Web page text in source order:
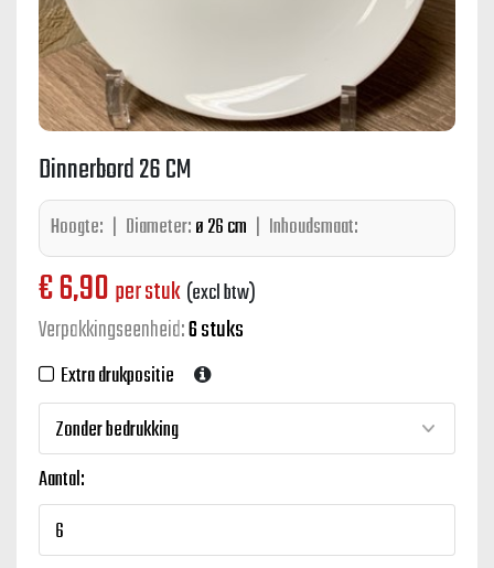
Dinnerbord 26 CM
Hoogte: | Diameter:ø 26 cm | Inhoudsmaat:
€6,90 per stuk (excl btw)
Verpakkingseenheid:6 stuks
Extra drukpositie
Aantal: